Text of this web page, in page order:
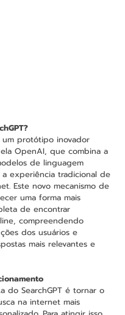
um protótipo inovador
OpenAI, que combina a
de linguagem
a experiência tradicional de
Este novo mecanismo de
uma forma mais
de encontrar
compreendendo
dos usuários e
mais relevantes e
do SearchGPT é tornar o
na internet mais